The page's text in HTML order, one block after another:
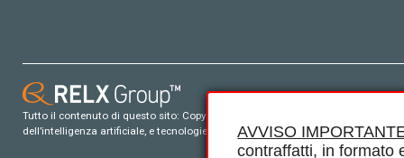
AVVISO
contraffatti, in formato
Tutto il contenuto di questo sito: Copyright © 2026 Elsevier, i suoi
dell’intelligenza artificiale, e tecnologie simili. Per tutto il contenuto ‘open